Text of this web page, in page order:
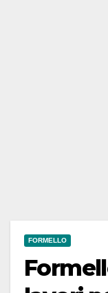
FORMELLO